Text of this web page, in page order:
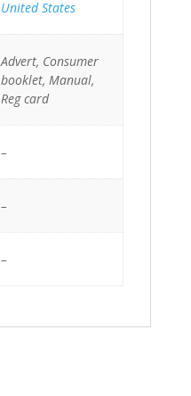
United States
Advert, Consumer
booklet, Manual,
Reg card
–
–
–